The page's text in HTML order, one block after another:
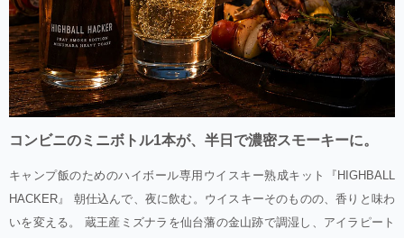
コンビニのミニボトル1本が、半日で濃密スモーキーに。
キャンプ飯のためのハイボール専用ウイスキー熟成キット『HIGHBALL
HACKER』 朝仕込んで、夜に飲む。ウイスキーそのものの、香りと味わ
いを変える。 蔵王産ミズナラを仙台藩の金山跡で調湿し、アイラピート